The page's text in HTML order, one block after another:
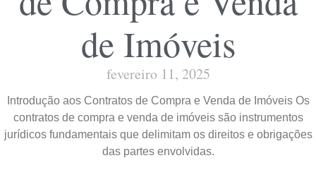
de Imóveis
fevereiro 11, 2025
Introdução aos Contratos de Compra e Venda de Imóveis Os
contratos de compra e venda de imóveis são instrumentos
jurídicos fundamentais que delimitam os direitos e obrigações
das partes envolvidas.